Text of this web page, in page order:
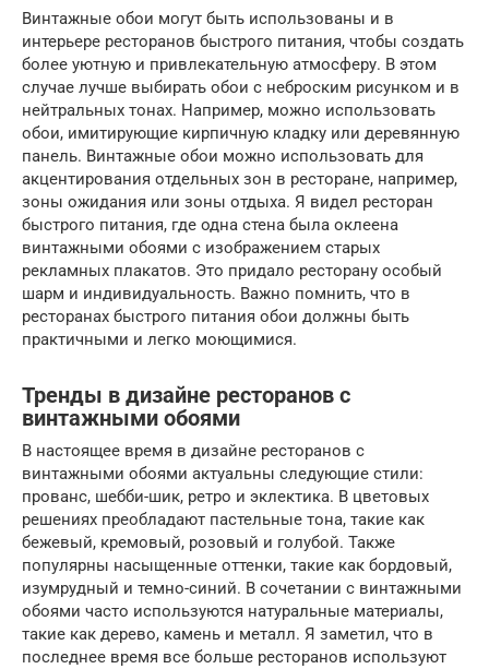
Винтажные обои могут быть использованы и в
интерьере ресторанов быстрого питания, чтобы создать
более уютную и привлекательную атмосферу. В этом
случае лучше выбирать обои с неброским рисунком и в
нейтральных тонах. Например, можно использовать
обои, имитирующие кирпичную кладку или деревянную
панель. Винтажные обои можно использовать для
акцентирования отдельных зон в ресторане, например,
зоны ожидания или зоны отдыха. Я видел ресторан
быстрого питания, где одна стена была оклеена
винтажными обоями с изображением старых
рекламных плакатов. Это придало ресторану особый
шарм и индивидуальность. Важно помнить, что в
ресторанах быстрого питания обои должны быть
практичными и легко моющимися.
Тренды в дизайне ресторанов с
винтажными обоями
В настоящее время в дизайне ресторанов с
винтажными обоями актуальны следующие стили:
прованс, шебби-шик, ретро и эклектика. В цветовых
решениях преобладают пастельные тона, такие как
бежевый, кремовый, розовый и голубой. Также
популярны насыщенные оттенки, такие как бордовый,
изумрудный и темно-синий. В сочетании с винтажными
обоями часто используются натуральные материалы,
такие как дерево, камень и металл. Я заметил, что в
последнее время все больше ресторанов используют